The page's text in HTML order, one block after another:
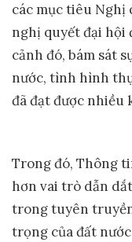
các mục tiêu Nghị
nghị quyết đại hội
cảnh đó, bám sát
nước, tình hình
đã đạt được nhiều
Trong đó, Thông
hơn vai trò dẫn
trong tuyên
trọng của đất